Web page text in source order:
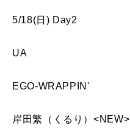
5/18(日) Day2
UA
EGO-WRAPPIN'
岸田繁（くるり）<NEW>